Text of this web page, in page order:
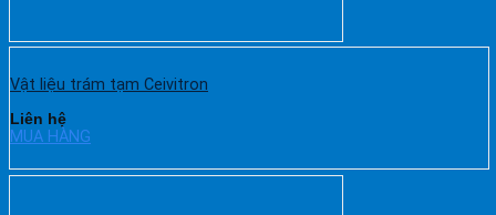
Vật liệu trám tạm Ceivitron
Liên hệ
MUA HÀNG